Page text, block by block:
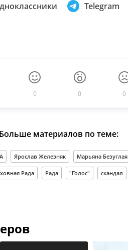
Telegram
0 0 0
Больше материалов по теме:
Ярослав Железняк Марьяна Безуглая
Рада Рада "Голос" скандал